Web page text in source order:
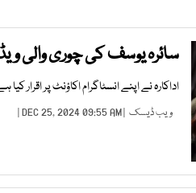
سائرہ یوسف کی چوری والی
اداکارہ نے اپنے انسٹاگرام اکاؤنٹ پر اقرار
ویب ڈیسک | DEC 25, 2024 09:55 AM |